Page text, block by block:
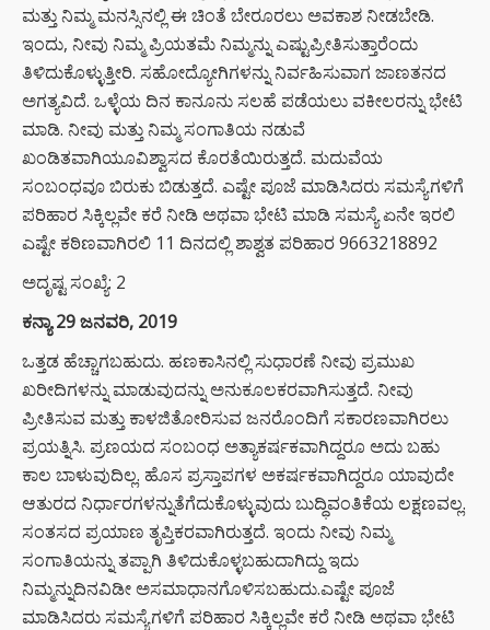
ಮತ್ತು ನಿಮ್ಮ ಮನಸ್ಸಿನಲ್ಲಿ ಈ ಚಿಂತೆ ಬೇರೂರಲು ಅವಕಾಶ ನೀಡಬೇಡಿ.
ಇಂದು, ನೀವು ನಿಮ್ಮ ಪ್ರಿಯತಮೆ ನಿಮ್ಮನ್ನು ಎಷ್ಟುಪ್ರೀತಿಸುತ್ತಾರೆಂದು
ತಿಳಿದುಕೊಳ್ಳುತ್ತೀರಿ. ಸಹೋದ್ಯೋಗಿಗಳನ್ನು ನಿರ್ವಹಿಸುವಾಗ ಜಾಣತನದ
ಅಗತ್ಯವಿದೆ. ಒಳ್ಳೆಯ ದಿನ ಕಾನೂನು ಸಲಹೆ ಪಡೆಯಲು ವಕೀಲರನ್ನು ಭೇಟಿ
ಮಾಡಿ. ನೀವು ಮತ್ತು ನಿಮ್ಮ ಸಂಗಾತಿಯ ನಡುವೆ
ಖಂಡಿತವಾಗಿಯೂವಿಶ್ವಾಸದ ಕೊರತೆಯಿರುತ್ತದೆ. ಮದುವೆಯ
ಸಂಬಂಧವೂ ಬಿರುಕು ಬಿಡುತ್ತದೆ. ಎಷ್ಟೇ ಪೂಜೆ ಮಾಡಿಸಿದರು ಸಮಸ್ಯೆಗಳಿಗೆ
ಪರಿಹಾರ ಸಿಕ್ಕಿಲ್ಲವೇ ಕರೆ ನೀಡಿ ಅಥವಾ ಭೇಟಿ ಮಾಡಿ ಸಮಸ್ಯೆ ಏನೇ ಇರಲಿ
ಎಷ್ಟೇ ಕಠಿಣವಾಗಿರಲಿ 11 ದಿನದಲ್ಲಿ ಶಾಶ್ವತ ಪರಿಹಾರ 9663218892
ಅದೃಷ್ಟ ಸಂಖ್ಯೆ: 2
ಕನ್ಯಾ 29 ಜನವರಿ, 2019
ಒತ್ತಡ ಹೆಚ್ಚಾಗಬಹುದು. ಹಣಕಾಸಿನಲ್ಲಿ ಸುಧಾರಣೆ ನೀವು ಪ್ರಮುಖ
ಖರೀದಿಗಳನ್ನು ಮಾಡುವುದನ್ನು ಅನುಕೂಲಕರವಾಗಿಸುತ್ತದೆ. ನೀವು
ಪ್ರೀತಿಸುವ ಮತ್ತು ಕಾಳಜಿತೋರಿಸುವ ಜನರೊಂದಿಗೆ ಸಕಾರಣವಾಗಿರಲು
ಪ್ರಯತ್ನಿಸಿ. ಪ್ರಣಯದ ಸಂಬಂಧ ಅತ್ಯಾಕರ್ಷಕವಾಗಿದ್ದರೂ ಅದು ಬಹು
ಕಾಲ ಬಾಳುವುದಿಲ್ಲ. ಹೊಸ ಪ್ರಸ್ತಾಪಗಳ ಅಕರ್ಷಕವಾಗಿದ್ದರೂ ಯಾವುದೇ
ಆತುರದ ನಿರ್ಧಾರಗಳನ್ನುತೆಗೆದುಕೊಳ್ಳುವುದು ಬುದ್ಧಿವಂತಿಕೆಯ ಲಕ್ಷಣವಲ್ಲ.
ಸಂತಸದ ಪ್ರಯಾಣ ತೃಪ್ತಿಕರವಾಗಿರುತ್ತದೆ. ಇಂದು ನೀವು ನಿಮ್ಮ
ಸಂಗಾತಿಯನ್ನು ತಪ್ಪಾಗಿ ತಿಳಿದುಕೊಳ್ಳಬಹುದಾಗಿದ್ದು ಇದು
ನಿಮ್ಮನ್ನುದಿನವಿಡೀ ಅಸಮಾಧಾನಗೊಳಿಸಬಹುದು.ಎಷ್ಟೇ ಪೂಜೆ
ಮಾಡಿಸಿದರು ಸಮಸ್ಯೆಗಳಿಗೆ ಪರಿಹಾರ ಸಿಕ್ಕಿಲ್ಲವೇ ಕರೆ ನೀಡಿ ಅಥವಾ ಭೇಟಿ